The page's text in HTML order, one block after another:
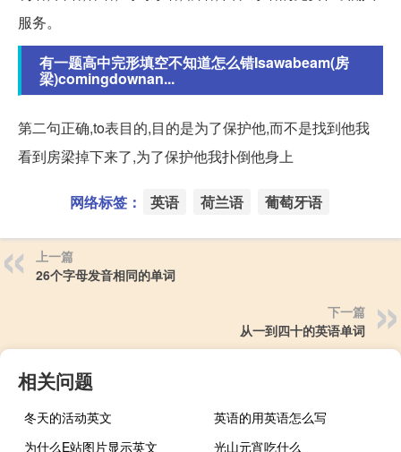
服务。
有一题高中完形填空不知道怎么错Isawabeam(房
梁)comingdownan...
第二句正确,to表目的,目的是为了保护他,而不是找到他我
看到房梁掉下来了,为了保护他我扑倒他身上
网络标签： 英语 荷兰语 葡萄牙语
上一篇
26个字母发音相同的单词
下一篇
从一到四十的英语单词
相关问题
冬天的活动英文
英语的用英语怎么写
为什么E站图片显示英文
光山元宵吃什么